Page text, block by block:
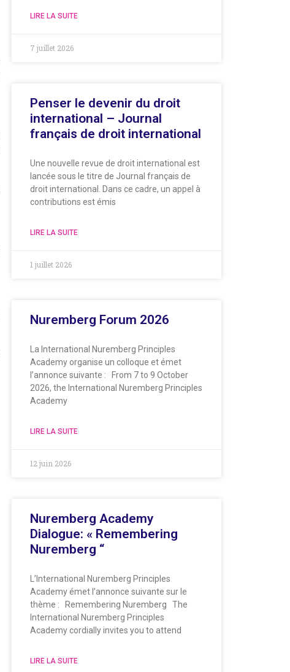
LIRE LA SUITE
7 juillet 2026
Penser le devenir du droit
international – Journal
français de droit international
Une nouvelle revue de droit international est
lancée sous le titre de Journal français de
droit international. Dans ce cadre, un appel à
contributions est émis
LIRE LA SUITE
1 juillet 2026
Nuremberg Forum 2026
La International Nuremberg Principles
Academy organise un colloque et émet
l’annonce suivante : From 7 to 9 October
2026, the International Nuremberg Principles
Academy
LIRE LA SUITE
12 juin 2026
Nuremberg Academy
Dialogue: « Remembering
Nuremberg “
L’International Nuremberg Principles
Academy émet l’annonce suivante sur le
thème : Remembering Nuremberg The
International Nuremberg Principles
Academy cordially invites you to attend
LIRE LA SUITE